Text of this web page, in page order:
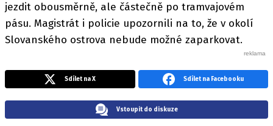
jezdit obousměrně, ale částečně po tramvajovém
pásu. Magistrát i policie upozornili na to, že v okolí
Slovanského ostrova nebude možné zaparkovat.
Sdílet na X Sdílet na Facebooku
Vstoupit do diskuze